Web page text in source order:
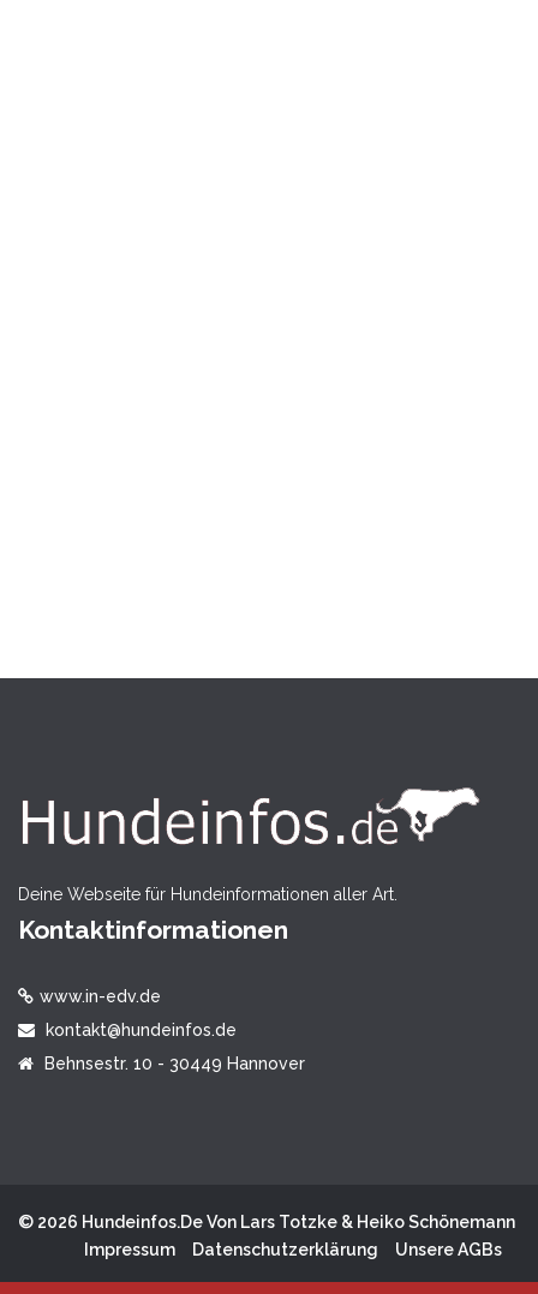
Deine Webseite für Hundeinformationen aller Art.
Kontaktinformationen
www.in-edv.de
kontakt@hundeinfos.de
Behnsestr. 10 - 30449 Hannover
© 2026 Hundeinfos.de Von Lars Totzke & Heiko Schönemann
Impressum
Datenschutzerklärung Unsere AGBs